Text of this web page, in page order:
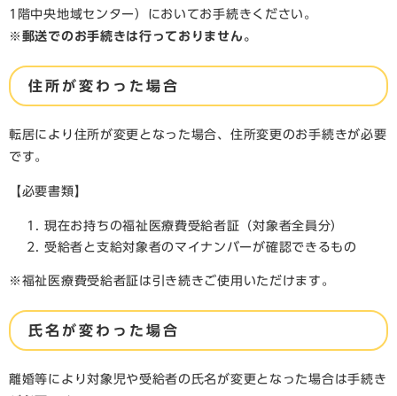
1階中央地域センター）においてお手続きください。
※郵送でのお手続きは行っておりません。
住所が変わった場合
転居により住所が変更となった場合、住所変更のお手続きが必要
です。
【必要書類】
現在お持ちの福祉医療費受給者証（対象者全員分）
受給者と支給対象者のマイナンバーが確認できるもの
※福祉医療費受給者証は引き続きご使用いただけます。
​氏名が変わった場合
離婚等により対象児や受給者の氏名が変更となった場合は手続き